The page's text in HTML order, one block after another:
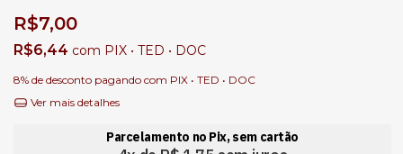
R$7,00
R$6,44 com PIX • TED • DOC
8% de desconto pagando com PIX • TED • DOC
Ver mais detalhes